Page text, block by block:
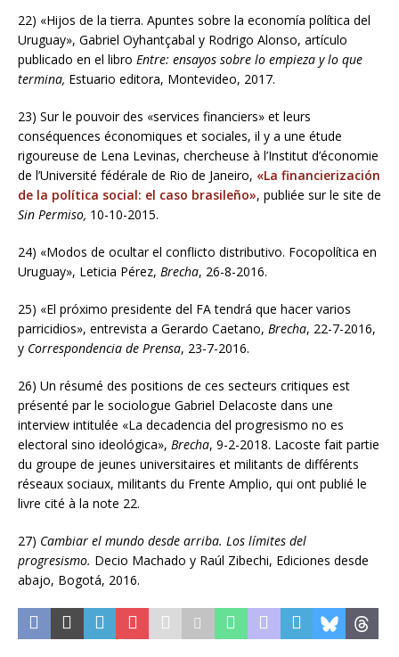
22) «Hijos de la tierra. Apuntes sobre la economía política del
Uruguay», Gabriel Oyhantçabal y Rodrigo Alonso, artículo
publicado en el libro Entre: ensayos sobre lo empieza y lo que
termina, Estuario editora, Montevideo, 2017.
23) Sur le pouvoir des «services financiers» et leurs
conséquences économiques et sociales, il y a une étude
rigoureuse de Lena Levinas, chercheuse à l’Institut d’économie
de l’Université fédérale de Rio de Janeiro, «La financierización
de la política social: el caso brasileño», publiée sur le site de
Sin Permiso, 10-10-2015.
24) «Modos de ocultar el conflicto distributivo. Focopolítica en
Uruguay», Leticia Pérez, Brecha, 26-8-2016.
25) «El próximo presidente del FA tendrá que hacer varios
parricidios», entrevista a Gerardo Caetano, Brecha, 22-7-2016,
y Correspondencia de Prensa, 23-7-2016.
26) Un résumé des positions de ces secteurs critiques est
présenté par le sociologue Gabriel Delacoste dans une
interview intitulée «La decadencia del progresismo no es
electoral sino ideológica», Brecha, 9-2-2018. Lacoste fait partie
du groupe de jeunes universitaires et militants de différents
réseaux sociaux, militants du Frente Amplio, qui ont publié le
livre cité à la note 22.
27) Cambiar el mundo desde arriba. Los límites del
progresismo. Decio Machado y Raúl Zibechi, Ediciones desde
abajo, Bogotá, 2016.